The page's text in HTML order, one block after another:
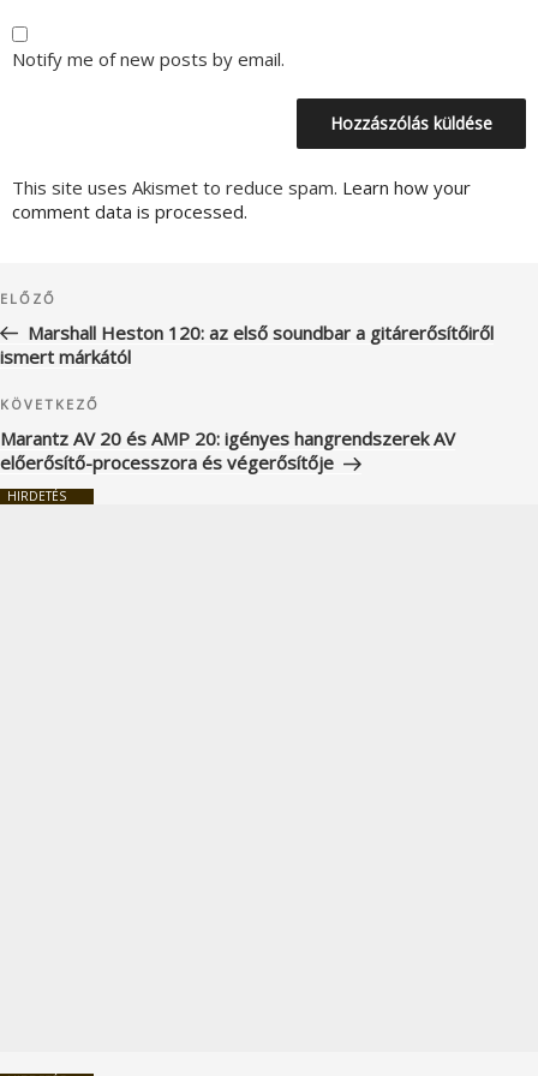
Notify me of new posts by email.
This site uses Akismet to reduce spam. Learn how your
comment data is processed.
navigáció
Korábbi
bejegyzés
ELŐZŐ
Marshall Heston 120: az első soundbar a gitárerősítőiről
ismert márkától
Következő
bejegyzés
KÖVETKEZŐ
Marantz AV 20 és AMP 20: igényes hangrendszerek AV
előerősítő-processzora és végerősítője
HIRDETÉS